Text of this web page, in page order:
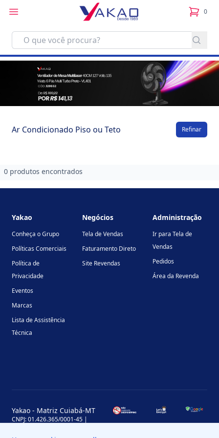
0
itens
Ar Condicionado Piso ou Teto Refinar
0 produtos encontrados
Yakao
Conheça o Grupo
Políticas Comerciais
Política de
Privacidade
Eventos
Marcas
Lista de Assistência
Técnica
Negócios
Tela de Vendas
Faturamento Direto
Site Revendas
Administração
Ir para Tela de
Vendas
Pedidos
Área da Revenda
Yakao - Matriz Cuiabá-MT
CNPJ: 01.426.365/0001-45 |